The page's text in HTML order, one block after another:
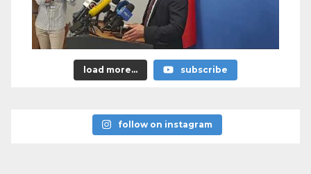
load more... subscribe
follow on instagram